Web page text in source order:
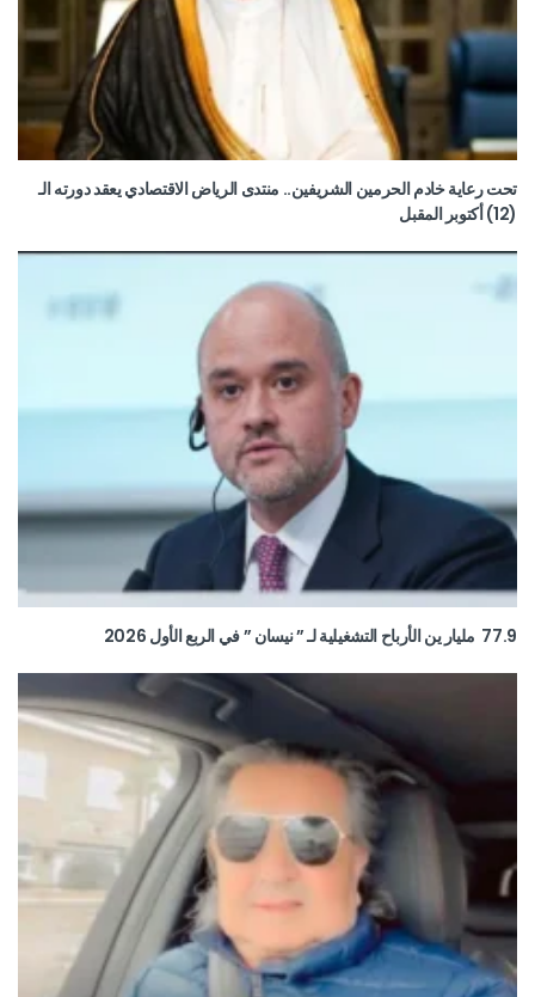
تحت رعاية خادم الحرمين الشريفين.. منتدى الرياض الاقتصادي يعقد دورته الـ
(12) أكتوبر المقبل
77.9 مليار ين الأرباح التشغيلية لـ ” نيسان ” في الربع الأول 2026